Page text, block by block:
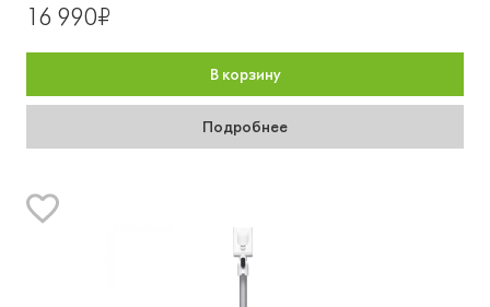
16 990₽
В корзину
Подробнее